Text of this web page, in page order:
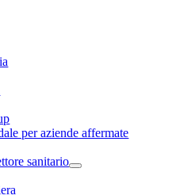
per aziende affermate
sanitario